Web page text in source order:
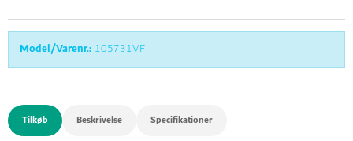
Model/Varenr.: 105731VF
Tilkøb Beskrivelse Specifikationer